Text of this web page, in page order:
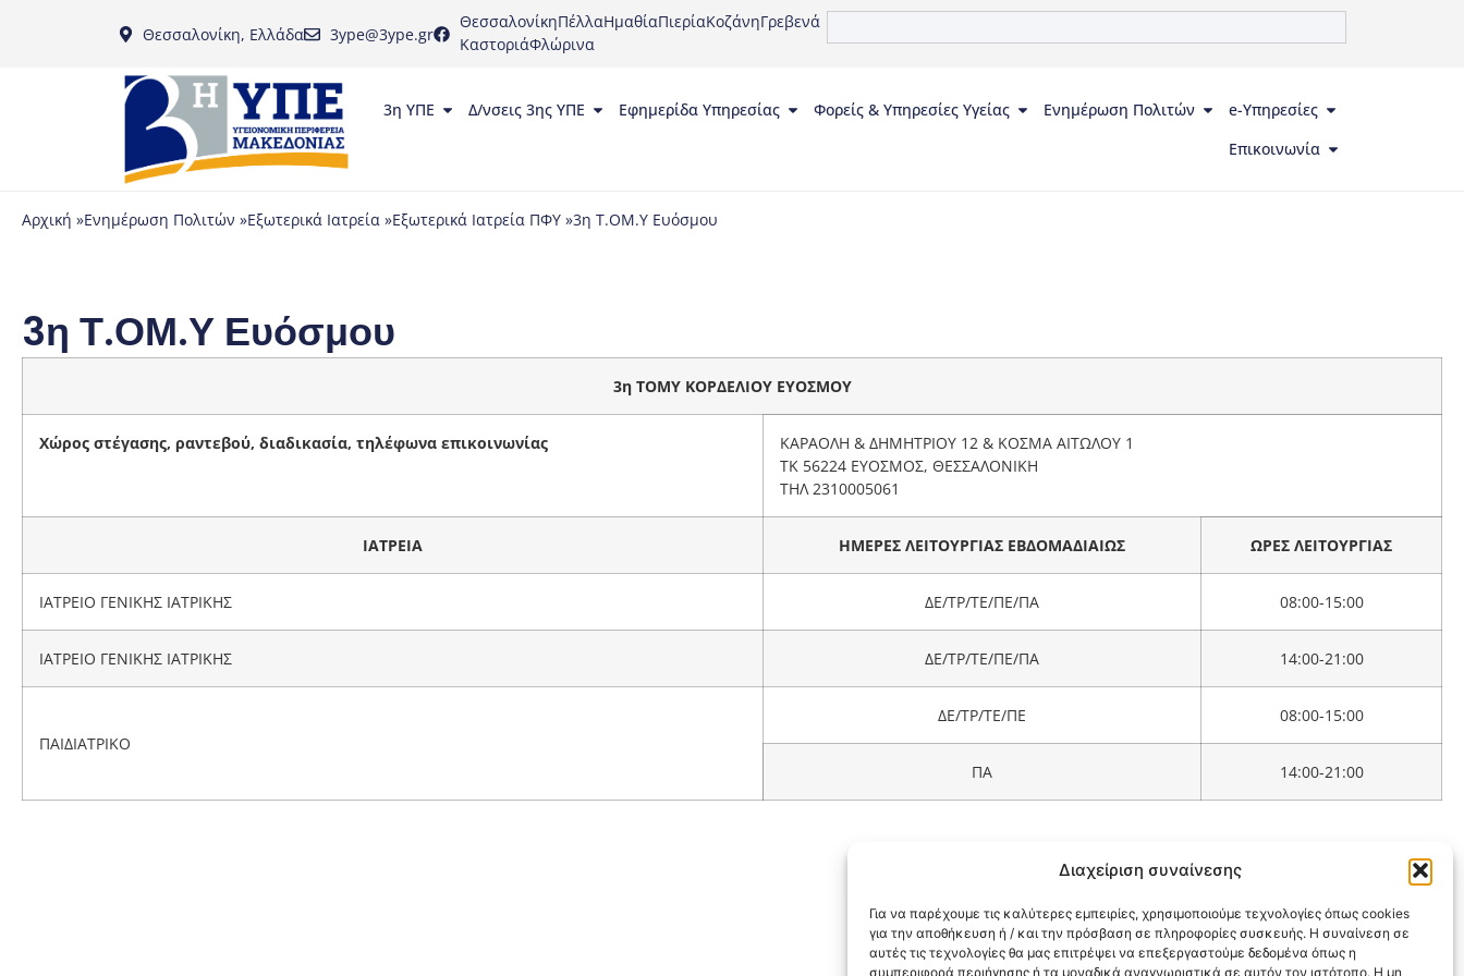
Διαχείριση συναίνεσης
Για να παρέχουμε τις καλύτερες εμπειρίες, χρησιμοποιούμε τεχνολογίες όπως cookies
για την αποθήκευση ή / και την πρόσβαση σε πληροφορίες συσκευής. Η συναίνεση σε
αυτές τις τεχνολογίες θα μας επιτρέψει να επεξεργαστούμε δεδομένα όπως η
συμπεριφορά περιήγησης ή τα μοναδικά αναγνωριστικά σε αυτόν τον ιστότοπο. Η μη
Θεσσαλονίκη, Ελλάδα 3ype@3ype.gr
ΘεσσαλονίκηΠέλλαΗμαθίαΠιερίαΚοζάνηΓρεβενά
ΚαστοριάΦλώρινα
3η ΥΠΕ Δ/νσεις 3ης ΥΠΕ Εφημερίδα Υπηρεσίας Φορείς & Υπηρεσίες Υγείας Ενημέρωση Πολιτών
e-Υπηρεσίες
Επικοινωνία
Αρχική »Ενημέρωση Πολιτών »Εξωτερικά Ιατρεία »Εξωτερικά Ιατρεία ΠΦΥ »3η Τ.ΟΜ.Υ Ευόσμου
3η Τ.ΟΜ.Υ Ευόσμου
3η ΤΟΜΥ ΚΟΡΔΕΛΙΟΥ ΕΥΟΣΜΟΥ
Χώρος στέγασης, ραντεβού, διαδικασία, τηλέφωνα επικοινωνίας
ΚΑΡΑΟΛΗ & ΔΗΜΗΤΡΙΟΥ 12 & ΚΟΣΜΑ ΑΙΤΩΛΟΥ 1
ΤΚ 56224 ΕΥΟΣΜΟΣ, ΘΕΣΣΑΛΟΝΙΚΗ
ΤΗΛ 2310005061
ΙΑΤΡΕΙΑ ΗΜΕΡΕΣ ΛΕΙΤΟΥΡΓΙΑΣ ΕΒΔΟΜΑΔΙΑΙΩΣ ΩΡΕΣ ΛΕΙΤΟΥΡΓΙΑΣ
ΙΑΤΡΕΙΟ ΓΕΝΙΚΗΣ ΙΑΤΡΙΚΗΣ ΔΕ/ΤΡ/ΤΕ/ΠΕ/ΠΑ 08:00-15:00
ΙΑΤΡΕΙΟ ΓΕΝΙΚΗΣ ΙΑΤΡΙΚΗΣ ΔΕ/ΤΡ/ΤΕ/ΠΕ/ΠΑ 14:00-21:00
ΠΑΙΔΙΑΤΡΙΚΟ
ΔΕ/ΤΡ/ΤΕ/ΠΕ 08:00-15:00
ΠΑ 14:00-21:00